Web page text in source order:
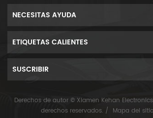
NECESITAS AYUDA
ETIQUETAS CALIENTES
SUSCRIBIR
Derechos de autor © Xiamen Kehan
derechos reservados. / Mapa del sitio